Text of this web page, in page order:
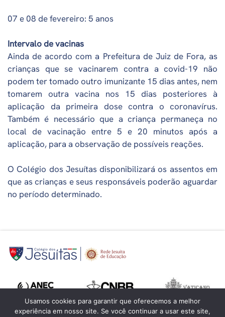
07 e 08 de fevereiro: 5 anos
Intervalo de vacinas
Ainda de acordo com a Prefeitura de Juiz de Fora, as
crianças que se vacinarem contra a covid-19 não
podem ter tomado outro imunizante 15 dias antes, nem
tomarem outra vacina nos 15 dias posteriores à
aplicação da primeira dose contra o coronavírus.
Também é necessário que a criança permaneça no
local de vacinação entre 5 e 20 minutos após a
aplicação, para a observação de possíveis reações.
O Colégio dos Jesuítas disponibilizará os assentos em
que as crianças e seus responsáveis poderão aguardar
no período determinado.
Usamos cookies para garantir que oferecemos a melhor
experiência em nosso site. Se você continuar a usar este site,